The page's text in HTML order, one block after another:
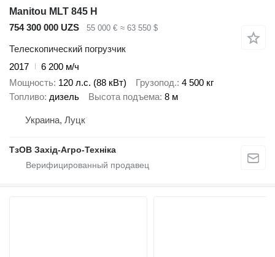
Manitou MLT 845 H
754 300 000 UZS
55 000 € ≈ 63 550 $
Телескопический погрузчик
2017
6 200 м/ч
Мощность 120 л.с. (88 кВт) Грузопод. 4 500 кг
Топливо дизель Высота подъема 8 м
Украина, Луцк
ТзОВ Захід-Агро-Техніка